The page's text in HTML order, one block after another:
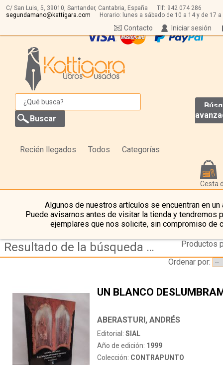
C/ San Luis, 5, 39010, Santander, Cantabria, España Tlf: 942 074 286
segundamano@kattigara.com
Horario: lunes a sábado de 10 a 14 y de 17 a
Iniciar sesión
Contacto
Recién llegados Todos Categorías
Cesta
Algunos de nuestros artículos se encuentran en un
Puede avisarnos antes de visitar la tienda y tendremos
ejemplares que nos solicite, sin compromiso de
Resultado de la búsqueda de autor aberasturi,-andres
Productos
Ordenar por:
UN BLANCO
ABERASTURI, ANDRÉS
Editorial: SIAL
Año de edición: 1999
Colección: CONTRAPUNTO